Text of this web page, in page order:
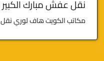
نقل عفش مبارك الكبير
مكاتب الكويتهاف لوري